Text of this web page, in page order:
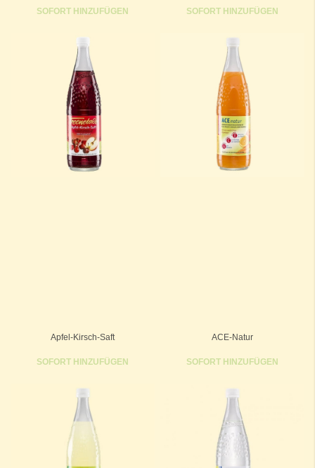
SOFORT HINZUFÜGEN SOFORT HINZUFÜGEN
Apfel-Kirsch-Saft
SOFORT HINZUFÜGEN
ACE-Natur
SOFORT HINZUFÜGEN